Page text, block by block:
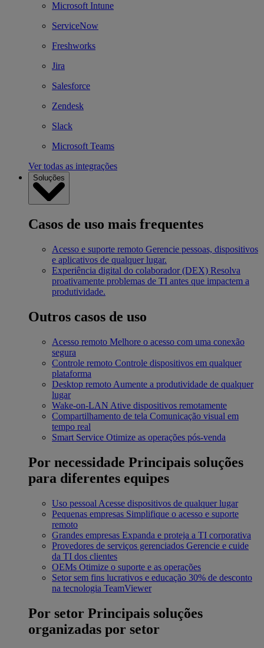
Microsoft Intune
ServiceNow
Freshworks
Jira
Salesforce
Zendesk
Slack
Microsoft Teams
Ver todas as integrações
Soluções
Casos de uso mais frequentes
Acesso e suporte remoto Gerencie pessoas, dispositivos
e aplicativos de qualquer lugar.
Experiência digital do colaborador (DEX) Resolva
proativamente problemas de TI antes que impactem a
produtividade.
Outros casos de uso
Acesso remoto Melhore o acesso com uma conexão
segura
Controle remoto Controle dispositivos em qualquer
plataforma
Desktop remoto Aumente a produtividade de qualquer
lugar
Wake-on-LAN Ative dispositivos remotamente
Compartilhamento de tela Comunicação visual em
tempo real
Smart Service Otimize as operações pós-venda
Por necessidade Principais soluções
para diferentes equipes
Uso pessoal Acesse dispositivos de qualquer lugar
Pequenas empresas Simplifique o acesso e suporte
remoto
Grandes empresas Expanda e proteja a TI corporativa
Provedores de serviços gerenciados Gerencie e cuide
da TI dos clientes
OEMs Otimize o suporte e as operações
Setor sem fins lucrativos e educação 30% de desconto
na tecnologia TeamViewer
Por setor Principais soluções
organizadas por setor